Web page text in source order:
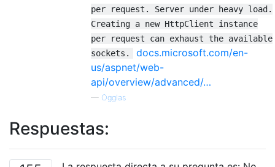
per request. Server under heavy load.
Creating a new HttpClient instance
per request can exhaust the available
sockets.
docs.microsoft.com/en-
us/aspnet/web-
api/overview/advanced/…
— Ogglas
Respuestas: